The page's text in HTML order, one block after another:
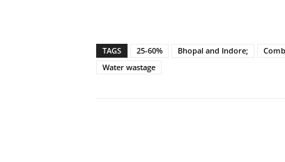
TAGS 25-60% Bhopal and Indore;
Water wastage